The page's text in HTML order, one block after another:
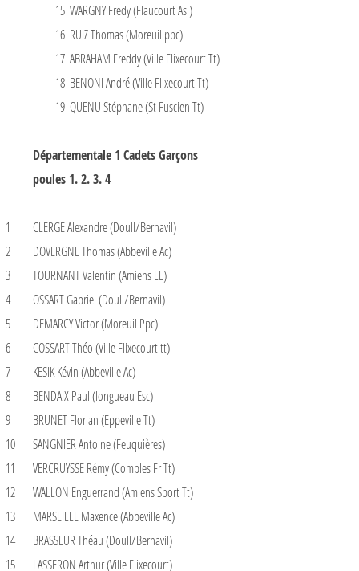
15 WARGNY Fredy (Flaucourt Asl)
16 RUIZ Thomas (Moreuil ppc)
17 ABRAHAM Freddy (Ville Flixecourt Tt)
18 BENONI André (Ville Flixecourt Tt)
19 QUENU Stéphane (St Fuscien Tt)
Départementale 1 Cadets Garçons
poules 1. 2. 3. 4
1
CLERGE Alexandre (Doull/Bernavil)
2
DOVERGNE Thomas (Abbeville Ac)
3
TOURNANT Valentin (Amiens LL)
4
OSSART Gabriel (Doull/Bernavil)
5
DEMARCY Victor (Moreuil Ppc)
6
COSSART Théo (Ville Flixecourt tt)
7
KESIK Kévin (Abbeville Ac)
8
BENDAIX Paul (longueau Esc)
9
BRUNET Florian (Eppeville Tt)
10
SANGNIER Antoine (Feuquières)
11
VERCRUYSSE Rémy (Combles Fr Tt)
12
WALLON Enguerrand (Amiens Sport Tt)
13
MARSEILLE Maxence (Abbeville Ac)
14
BRASSEUR Théau (Doull/Bernavil)
15
LASSERON Arthur (Ville Flixecourt)